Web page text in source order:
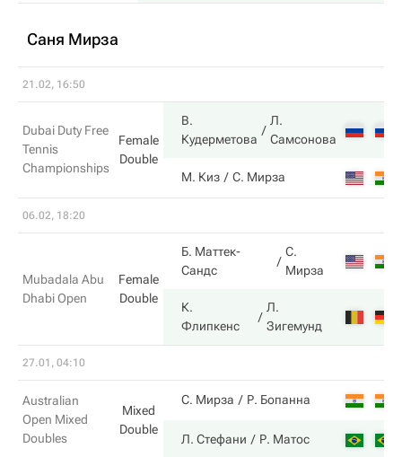
Саня Мирза
21.02, 16:50
Dubai Duty Free
Tennis
Championships
Female
Double
В.
Кудерметова
Л.
Самсонова
М. Киз С. Мирза
06.02, 18:20
Mubadala Abu
Dhabi Open
Female
Double
Б. Маттек-
Сандс
С.
Мирза
К.
Флипкенс
Л.
Зигемунд
27.01, 04:10
Australian
Open Mixed
Doubles
Mixed
Double
С. Мирза Р. Бопанна
Л. Стефани Р. Матос